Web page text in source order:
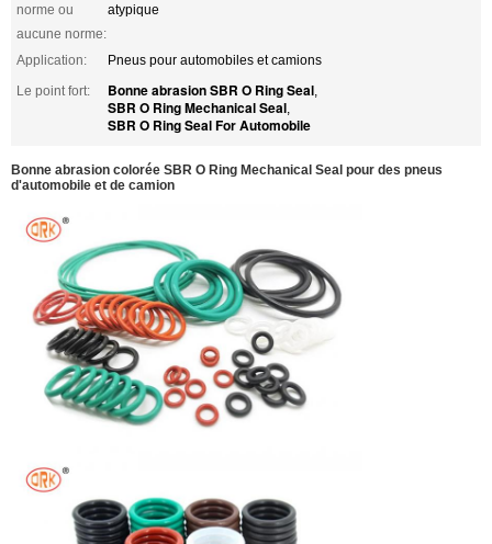
norme ou
aucune norme:
atypique
Application:
Pneus pour automobiles et camions
Le point fort:
Bonne abrasion SBR O Ring Seal,
SBR O Ring Mechanical Seal,
SBR O Ring Seal For Automobile
Bonne abrasion colorée SBR O Ring Mechanical Seal pour des pneus
d'automobile et de camion